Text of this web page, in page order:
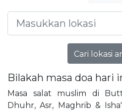
Cari lokasi
Bilakah masa doa
Masa salat muslim di
Dhuhr, Asr, Maghrib &